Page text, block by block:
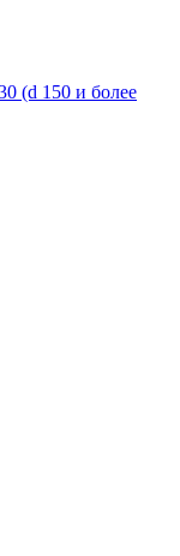
(d 150 и более